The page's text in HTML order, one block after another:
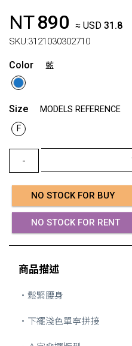
NT890 ≈ USD 31.8
SKU:3121030302710
Color 藍
Size MODELS REFERENCE
F
-
NO STOCK FOR BUY
NO STOCK FOR RENT
商品描述
・鬆緊腰身
・下襬淺色單寧拼接